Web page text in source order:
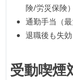
うにしている
提出されたコ
が実行され
認できるよう
険/労災保険）
通勤手当（最
退職後も失
受動喫煙